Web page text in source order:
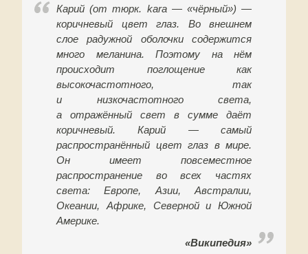
Карий (от тюрк. kara — «чёрный») —
коричневый цвет глаз. Во внешнем
слое радужной оболочки содержится
много меланина. Поэтому на нём
происходит поглощение как
высокочастотного, так
и низкочастотного света,
а отражённый свет в сумме даёт
коричневый. Карий — самый
распространённый цвет глаз в мире.
Он имеет повсеместное
распространение во всех частях
света: Европе, Азии, Австралии,
Океании, Африке, Северной и Южной
Америке.
«Википедия»